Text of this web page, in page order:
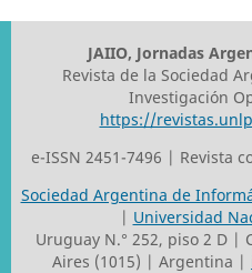
JAIIO, Jornadas
Revista de la Sociedad
Investigación
https://
e-ISSN 2451-7496 | Revista
Sociedad Argentina de
| Universidad
Uruguay N.° 252, piso 2 D |
Aires (1015) | Argentina |